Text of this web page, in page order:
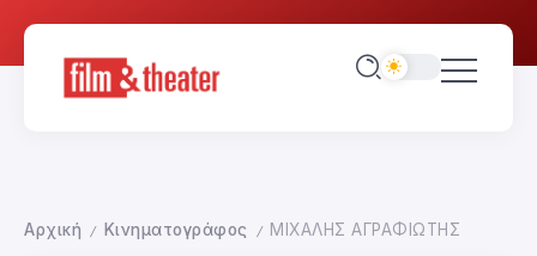
Αρχική / Κινηματογράφος / ΜΙΧΑΛΗΣ ΑΓΡΑΦΙΩΤΗΣ